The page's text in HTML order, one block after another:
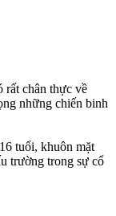
rất chân thực về
những chiến binh
tuổi, khuôn mặt
trường trong sự cổ